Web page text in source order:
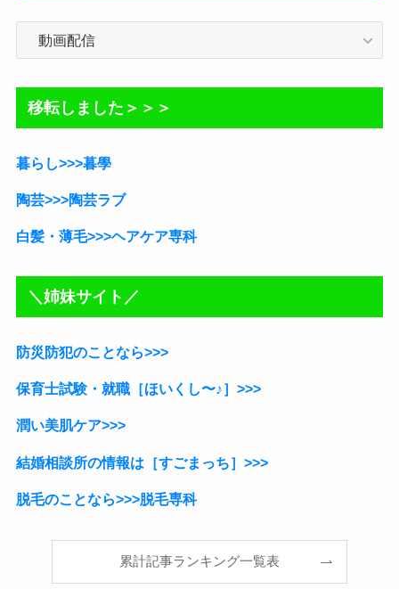
リ
移転しました＞＞＞
暮らし>>>暮學
陶芸>>>陶芸ラブ
白髪・薄毛>>>ヘアケア専科
＼姉妹サイト／
防災防犯のことなら>>>
保育士試験・就職［ほいくし〜♪］ >>>
潤い美肌ケア>>>
結婚相談所の情報は［すごまっち］>>>
脱毛のことなら>>>脱毛専科
累計記事ランキング一覧表